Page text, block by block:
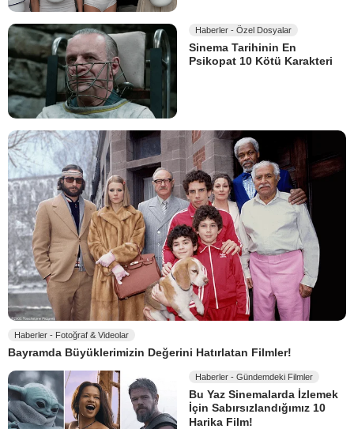
Haberler - Özel Dosyalar
Sinema Tarihinin En
Psikopat 10 Kötü Karakteri
Haberler - Fotoğraf & Videolar
Bayramda Büyüklerimizin Değerini Hatırlatan Filmler!
Haberler - Gündemdeki Filmler
Bu Yaz Sinemalarda İzlemek
İçin Sabırsızlandığımız 10
Harika Film!